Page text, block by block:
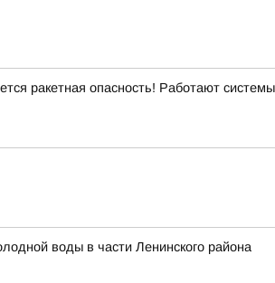
ракетная опасность! Работают
воды в части Ленинского района